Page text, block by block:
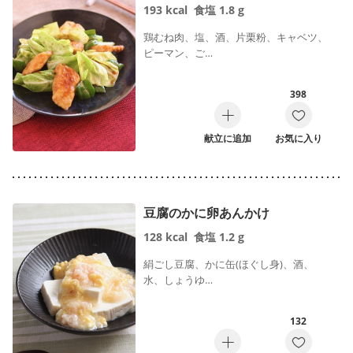
193 kcal 食塩 1.8 g
鶏むね肉、塩、酒、片栗粉、キャベツ、
ピーマン、ご…
献立に追加
398
お気に入り
豆腐のかに卵あんかけ
128 kcal 食塩 1.2 g
絹ごし豆腐、かに缶(ほぐし身)、酒、
水、しょうゆ…
132